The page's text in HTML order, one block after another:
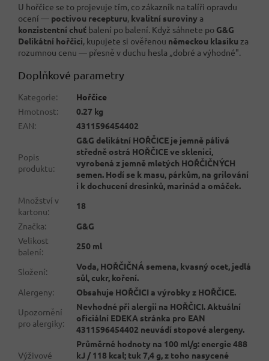
U hořčice se to projevuje tím, co zákazník na talíři opravdu
ocení — poctivou recepturu, kvalitní suroviny a
konzistentní chuť balení po balení. Když sáhnete po G&G
Delikátní hořčici, kupujete si ověřenou německou klasiku za
rozumnou cenu — přesně v duchu hesla „dobré a výhodné".
Doplňkové parametry
Kategorie:
Hořčice
Hmotnost:
0.27 kg
EAN: 4311596454402
Popis
produktu:
G&G delikátní HOŘČICE je jemně pálivá
středně ostrá HOŘČICE ve sklenici,
vyrobená z jemně mletých HOŘČIČNÝCH
semen. Hodí se k masu, párkům, na grilování
i k dochucení dresinků, marinád a omáček.
Množství v
kartonu:
18
Značka:
G&G
Velikost
balení:
250 ml
Složení:
Voda, HOŘČIČNÁ semena, kvasný ocet, jedlá
sůl, cukr, koření.
Alergeny:
Obsahuje HOŘČICI a výrobky z HOŘČICE.
Upozornění
pro alergiky:
Nevhodné při alergii na HOŘČICI. Aktuální
oficiální EDEKA stránka pro EAN
4311596454402 neuvádí stopové alergeny.
Výživové
Průměrné hodnoty na 100 ml/g: energie 488
kJ / 118 kcal; tuk 7,4 g, z toho nasycené